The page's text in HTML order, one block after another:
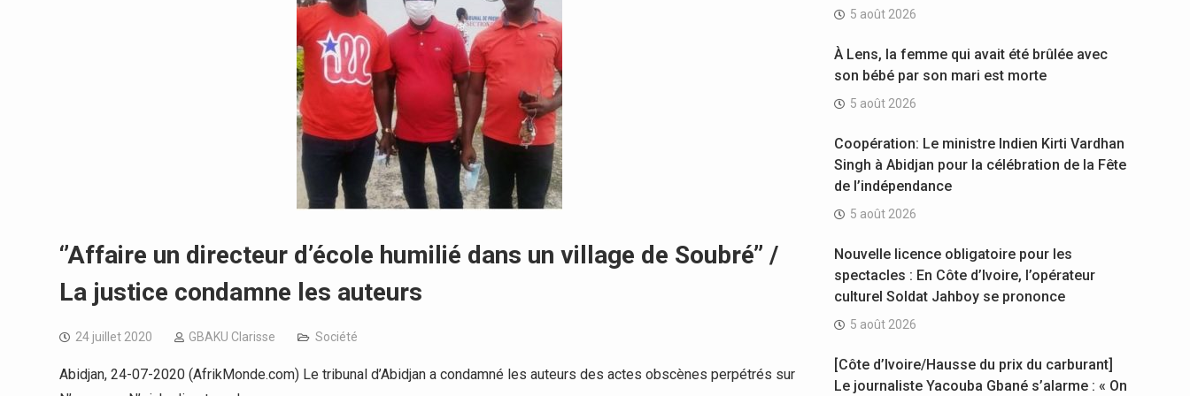
‘’Affaire un directeur d’école humilié dans un village de Soubré’’ /
La justice condamne les auteurs
24 juillet 2020 GBAKU Clarisse Société
Abidjan, 24-07-2020 (AfrikMonde.com) Le tribunal d’Abidjan a condamné les auteurs des actes obscènes perpétrés sur
5 août 2026
À Lens, la femme qui avait été brûlée avec
son bébé par son mari est morte
5 août 2026
Coopération: Le ministre Indien Kirti Vardhan
Singh à Abidjan pour la célébration de la Fête
de l’indépendance
5 août 2026
Nouvelle licence obligatoire pour les
spectacles : En Côte d’Ivoire, l’opérateur
culturel Soldat Jahboy se prononce
5 août 2026
[Côte d’Ivoire/Hausse du prix du carburant]
Le journaliste Yacouba Gbané s’alarme : « On